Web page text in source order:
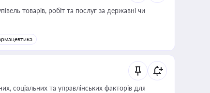
товарів, робіт та послуг за державні чи
соціальних та управлінських факторів для